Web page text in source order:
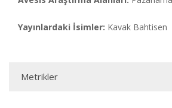
Yayınlardaki İsimler: Kavak Bahtisen
Metrikler